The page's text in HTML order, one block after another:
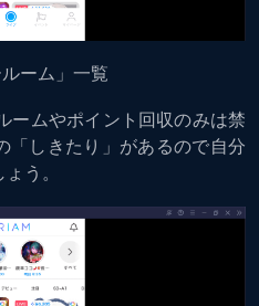
ルーム」一覧
ームやポイント回収のみは禁
「しきたり」があるので自分
う。